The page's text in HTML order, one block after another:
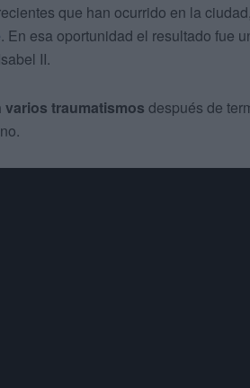
que han ocurrido en la
. En esa oportunidad el resultado fue
II.
varios traumatismos después de